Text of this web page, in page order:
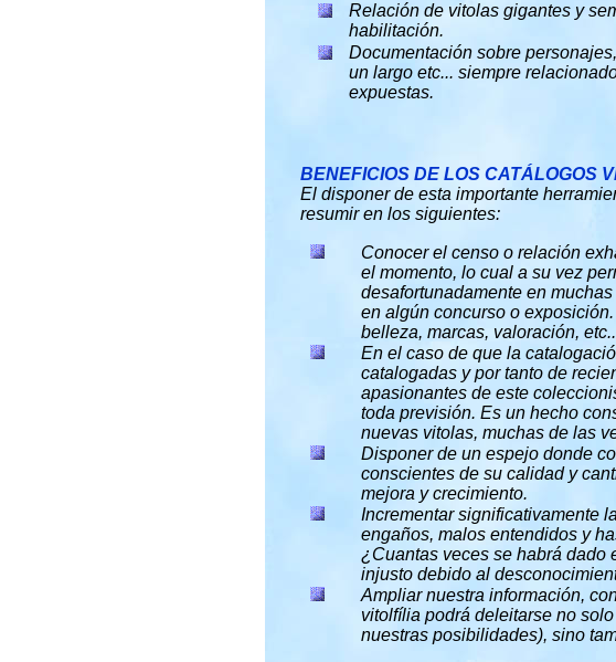
Relación de vitolas gigantes y
habilitación.
Documentación sobre
un largo etc... siempre
expuestas.
BENEFICIOS DE LOS CATÁLOGOS
El disponer de esta importante
resumir en los siguientes:
Conocer el censo o relación
el momento, lo cual a su vez
desafortunadamente en
en algún concurso o
belleza, marcas, valoración,
En el caso de que la
catalogadas y por tanto de
apasionantes de este
toda previsión. Es un hecho
nuevas vitolas, muchas de las
Disponer de un espejo donde
conscientes de su calidad y
mejora y crecimiento.
Incrementar significativamente
engaños, malos entendidos y
¿Cuantas veces se habrá dado
injusto debido al
Ampliar nuestra información,
vitolfília podrá deleitarse no
nuestras posibilidades), sino